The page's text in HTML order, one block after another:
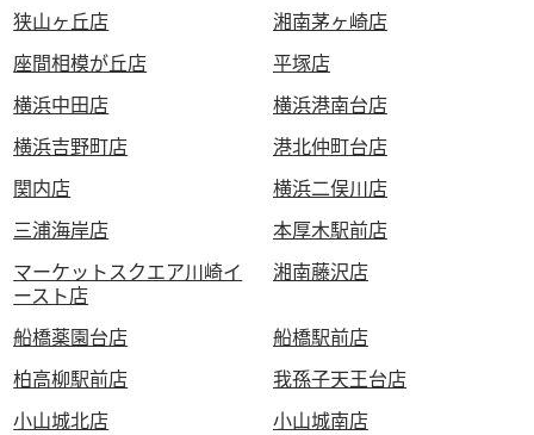
狭山ヶ丘店
湘南茅ヶ崎店
座間相模が丘店
平塚店
横浜中田店
横浜港南台店
横浜吉野町店
港北仲町台店
関内店
横浜二俣川店
三浦海岸店
本厚木駅前店
マーケットスクエア川崎イ
ースト店
湘南藤沢店
船橋薬園台店
船橋駅前店
柏高柳駅前店
我孫子天王台店
小山城北店
小山城南店